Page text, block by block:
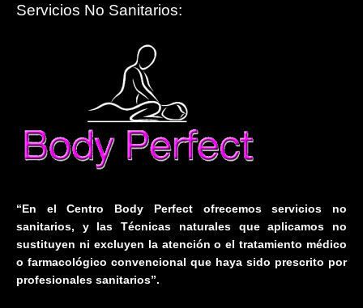
Servicios No Sanitarios:
“En el Centro Body Perfect ofrecemos servicios no
sanitarios, y las Técnicas naturales que aplicamos no
sustituyen ni excluyen la atención o el tratamiento médico
o farmacológico convencional que haya sido prescrito por
profesionales sanitarios”.